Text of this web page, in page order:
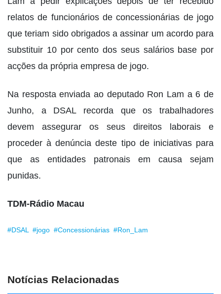
relatos de funcionários de concessionárias de jogo
que teriam sido obrigados a assinar um acordo para
substituir 10 por cento dos seus salários base por
acções da própria empresa de jogo.
Na resposta enviada ao deputado Ron Lam a 6 de
Junho, a DSAL recorda que os trabalhadores
devem assegurar os seus direitos laborais e
proceder à denúncia deste tipo de iniciativas para
que as entidades patronais em causa sejam
punidas.
TDM-Rádio Macau
#DSAL #jogo #Concessionárias #Ron_Lam
Notícias Relacionadas